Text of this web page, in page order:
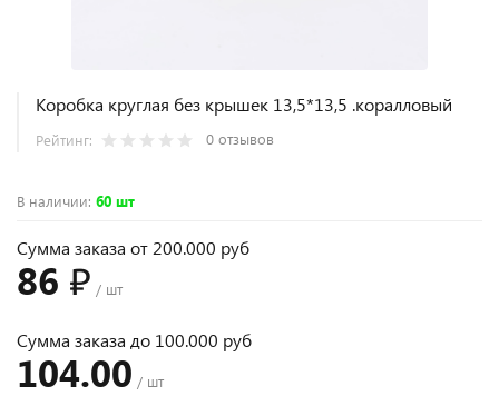
Коробка круглая без крышек 13,5*13,5 .коралловый
Рейтинг: 0 отзывов
В наличии: 60 шт
Сумма заказа от 200.000 руб
86 ₽ / шт
Сумма заказа до 100.000 руб
104.00 / шт